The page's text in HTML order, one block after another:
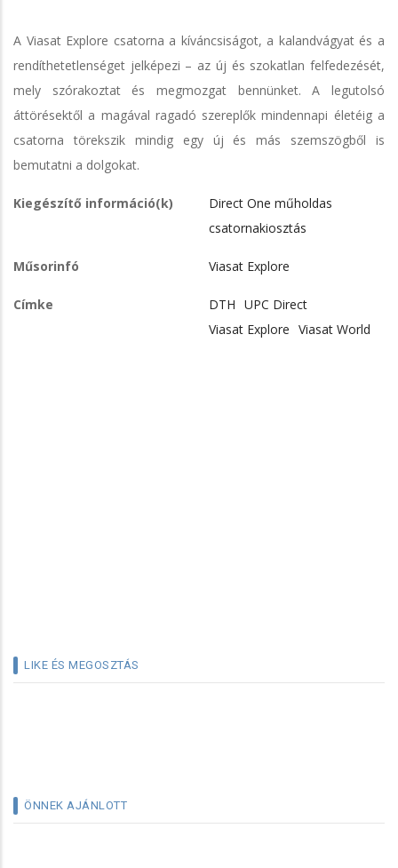
A Viasat Explore csatorna a kíváncsiságot, a kalandvágyat és a
rendíthetetlenséget jelképezi – az új és szokatlan felfedezését,
mely szórakoztat és megmozgat bennünket. A legutolsó
áttörésektől a magával ragadó szereplők mindennapi életéig a
csatorna törekszik mindig egy új és más szemszögből is
bemutatni a dolgokat.
Kiegészítő információ(k)
Direct One műholdas
csatornakiosztás
Műsorinfó Viasat Explore
Címke DTH UPC Direct
Viasat Explore Viasat World
LIKE ÉS MEGOSZTÁS
ÖNNEK AJÁNLOTT